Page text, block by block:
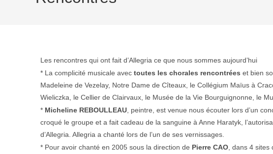
Les rencontres qui ont fait d’Allegria ce que nous sommes aujourd’hui
* La complicité musicale avec toutes les chorales rencontrées et bien
Madeleine de Vezelay, Notre Dame de Cîteaux, le Collégium Maïus à
Wieliczka, le Cellier de Clairvaux, le Musée de la Vie Bourguignonne, le
* Micheline REBOULLEAU , peintre, est venue nous écouter lors d’un
croqué le groupe et a fait cadeau de la sanguine à Anne Haratyk,
d’Allegria. Allegria a chanté lors de l’un de ses vernissages.
* Pour avoir chanté en 2005 sous la direction de Pierre CAO , dans 4